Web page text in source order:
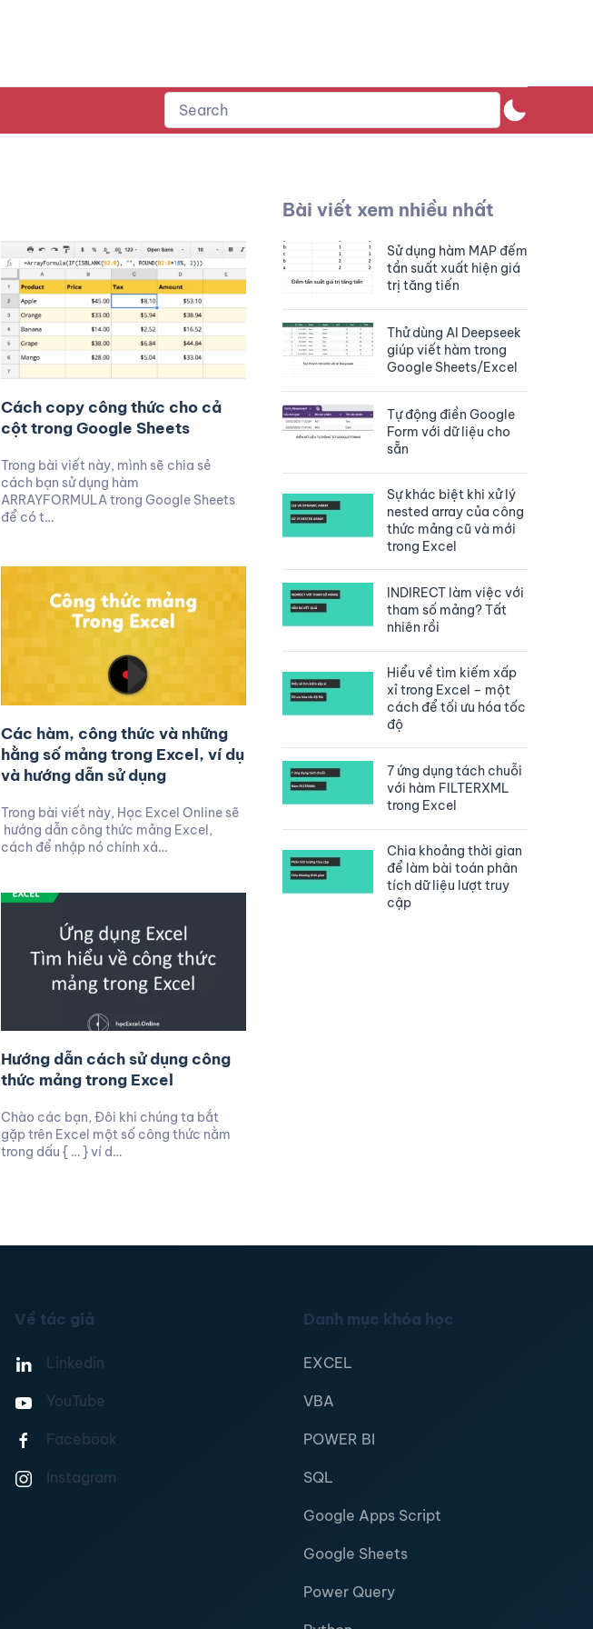
Cách copy công thức cho cả
cột trong Google Sheets
Trong bài viết này, mình sẽ chia sẻ
cách bạn sử dụng hàm
ARRAYFORMULA trong Google Sheets
để có t…
Các hàm, công thức và những
hằng số mảng trong Excel, ví dụ
và hướng dẫn sử dụng
Trong bài viết này, Học Excel Online sẽ
hướng dẫn công thức mảng Excel,
cách để nhập nó chính xá…
Hướng dẫn cách sử dụng công
thức mảng trong Excel
Chào các bạn, Đôi khi chúng ta bắt
gặp trên Excel một số công thức nằm
trong dấu { … } ví d…
Bài viết xem nhiều nhất
Sử dụng hàm MAP đếm
tần suất xuất hiện giá
trị tăng tiến
Thử dùng AI Deepseek
giúp viết hàm trong
Google Sheets/Excel
Tự động điền Google
Form với dữ liệu cho
sẵn
Sự khác biệt khi xử lý
nested array của công
thức mảng cũ và mới
trong Excel
INDIRECT làm việc với
tham số mảng? Tất
nhiên rồi
Hiểu về tìm kiếm xấp
xỉ trong Excel – một
cách để tối ưu hóa tốc
độ
7 ứng dụng tách chuỗi
với hàm FILTERXML
trong Excel
Chia khoảng thời gian
để làm bài toán phân
tích dữ liệu lượt truy
cập
Về tác giả
Linkedin
YouTube
Facebook
Instagram
Danh mục khóa học
EXCEL
VBA
POWER BI
SQL
Google Apps Script
Google Sheets
Power Query